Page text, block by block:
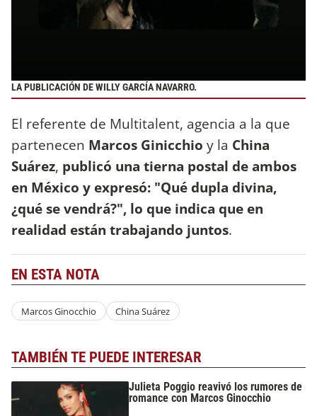
LA PUBLICACIÓN DE WILLY GARCÍA NAVARRO.
El referente de Multitalent, agencia a la que
partenecen Marcos Ginicchio y la China
Suárez, publicó una tierna postal de ambos
en México y expresó: "Qué dupla divina,
¿qué se vendrá?", lo que indica que en
realidad están trabajando juntos.
EN ESTA NOTA
Marcos Ginocchio China Suárez
TAMBIÉN TE PUEDE INTERESAR
Julieta Poggio reavivó los rumores de
romance con Marcos Ginocchio